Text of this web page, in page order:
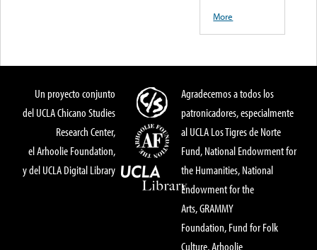
More
Un proyecto conjunto
del UCLA Chicano Studies
Research Center,
el Arhoolie Foundation,
y del UCLA Digital Library
Agradecemos a todos los
patronicadores, especialmente
al UCLA Los Tigres de Norte
Fund, National Endowment for
the Humanities, National
Endowment for the
Arts, GRAMMY
Foundation, Fund for Folk
Culture, Arhoolie